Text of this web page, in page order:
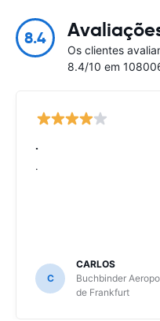
8.4
Os clientes
8.4/10 em
.
.
C
CARLOS
Buchbinder
de Frankfurt